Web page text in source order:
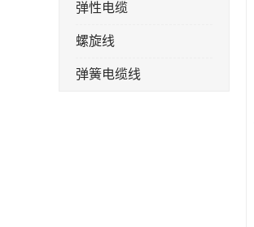
弹性电缆
螺旋线
弹簧电缆线